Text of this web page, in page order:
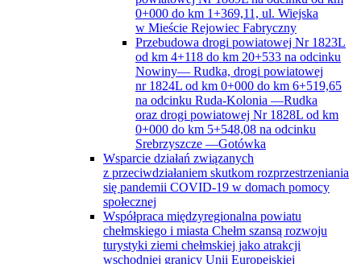
0+000 do km 1+369,11, ul. Wiejska
w Mieście Rejowiec Fabryczny
Przebudowa drogi powiatowej Nr 1823L
od km 4+118 do km 20+533 na odcinku
Nowiny— Rudka, drogi powiatowej
nr 1824L od km 0+000 do km 6+519,65
na odcinku Ruda-Kolonia —Rudka
oraz drogi powiatowej Nr 1828L od km
0+000 do km 5+548,08 na odcinku
Srebrzyszcze —Gotówka
Wsparcie działań związanych
z przeciwdziałaniem skutkom rozprzestrzeniania
się pandemii COVID-19 w domach pomocy
społecznej
Współpraca międzyregionalna powiatu
chełmskiego i miasta Chełm szansą rozwoju
turystyki ziemi chełmskiej jako atrakcji
wschodniej granicy Unii Europejskiej